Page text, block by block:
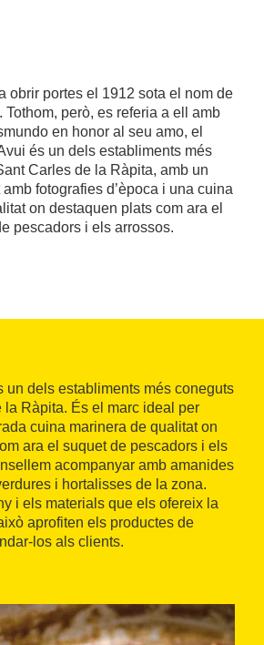
obrir portes el 1912 sota el nom de
Tothom, però, es referia a ell amb
en honor al seu amo, el
és un dels establiments més
Carles de la Ràpita, amb un
fotografies d’època i una cuina
on destaquen plats com ara el
pescadors i els arrossos.
un dels establiments més coneguts
la Ràpita. És el marc ideal per
cuina marinera de qualitat on
ara el suquet de pescadors i els
acompanyar amb amanides
i hortalisses de la zona.
i els materials que els ofereix la
aprofiten els productes de
los als clients.